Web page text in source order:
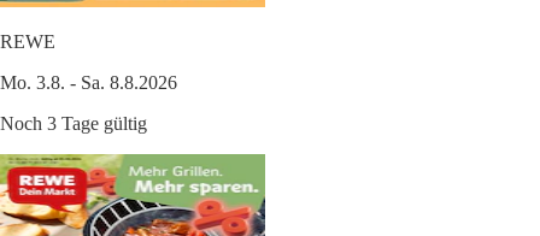
REWE
Mo. 3.8. - Sa. 8.8.2026
Noch 3 Tage gültig